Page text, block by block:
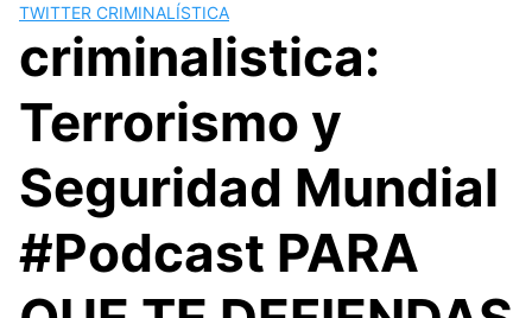
TWITTER CRIMINALÍSTICA
criminalistica:
Terrorismo y
Seguridad Mundial
#Podcast PARA